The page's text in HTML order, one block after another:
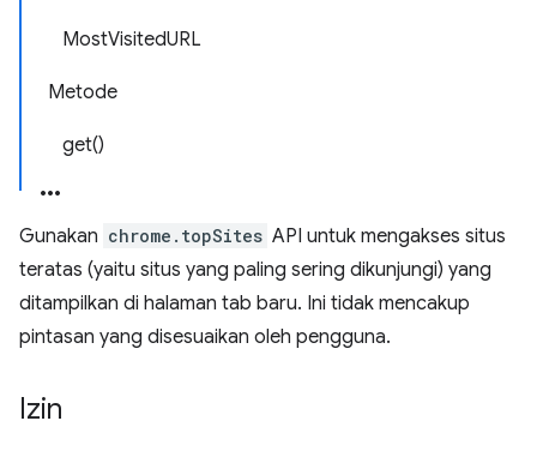
MostVisitedURL
Metode
get()
Gunakan chrome.topSites API untuk mengakses situs
teratas (yaitu situs yang paling sering dikunjungi) yang
ditampilkan di halaman tab baru. Ini tidak mencakup
pintasan yang disesuaikan oleh pengguna.
Izin